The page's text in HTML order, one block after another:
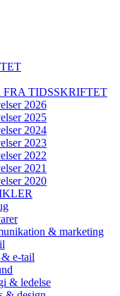
TIDSSKRIFTET
2026
2025
2024
2023
2022
2021
2020
& marketing
e-tail
& ledelse